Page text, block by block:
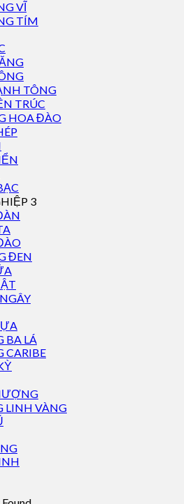
VĨ
TÍM
TÔNG
TRÚC
HOA ĐÀO
3
ĐEN
BA LÁ
CARIBE
LINH VÀNG